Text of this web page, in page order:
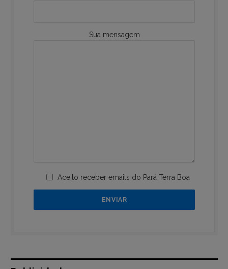
Sua mensagem
Aceito receber emails do Pará Terra Boa